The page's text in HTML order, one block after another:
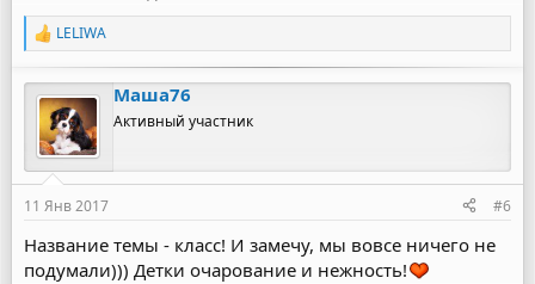
Р
а
к
ц
и
и
:
LELIWA
Маша76
Активный участник
11 Янв 2017 #6
Название темы - класс! И замечу, мы вовсе ничего не
подумали))) Детки очарование и нежность!